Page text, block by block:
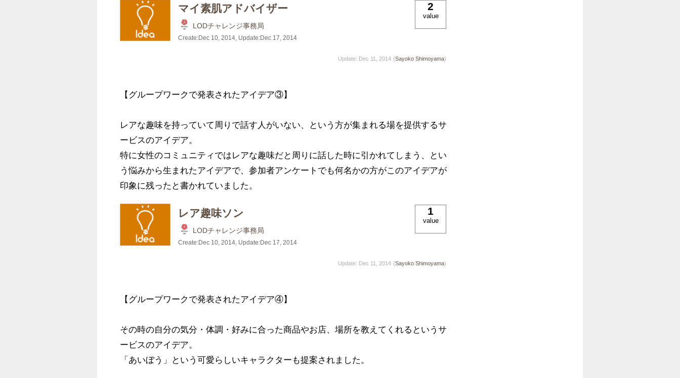
マイ素肌アドバイザー
LODチャレンジ事務局
Create:Dec 10, 2014, Update:Dec 17, 2014
2
value
Update: Dec 11, 2014 (Sayoko Shimoyama)
【グループワークで発表されたアイデア③】
レアな趣味を持っていて周りで話す人がいない、という方が集まれる場を提供するサ
ービスのアイデア。
特に女性のコミュニティではレアな趣味だと周りに話した時に引かれてしまう、とい
う悩みから生まれたアイデアで、参加者アンケートでも何名かの方がこのアイデアが
印象に残ったと書かれていました。
レア趣味ソン
LODチャレンジ事務局
Create:Dec 10, 2014, Update:Dec 17, 2014
1
value
Update: Dec 11, 2014 (Sayoko Shimoyama)
【グループワークで発表されたアイデア④】
その時の自分の気分・体調・好みに合った商品やお店、場所を教えてくれるというサ
ービスのアイデア。
「あいぼう」という可愛らしいキャラクターも提案されました。